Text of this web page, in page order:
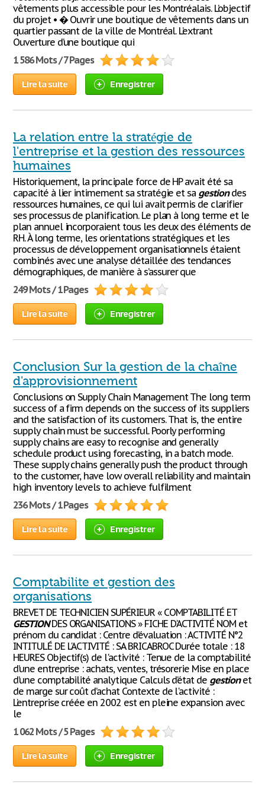
vêtements plus accessible pour les Montréalais. L’objectif
du projet • � Ouvrir une boutique de vêtements dans un
quartier passant de la ville de Montréal. L’extrant
Ouverture d’une boutique qui
1 586 Mots / 7 Pages
Lire la suite Enregistrer
La relation entre la stratégie de
l'entreprise et la gestion des ressources
humaines
Historiquement, la principale force de HP avait été sa
capacité à lier intimement sa stratégie et sa gestiondes
ressources humaines, ce qui lui avait permis de clarifier
ses processus de planification. Le plan à long terme et le
plan annuel incorporaient tous les deux des éléments de
RH. À long terme, les orientations stratégiques et les
processus de développement organisationnels étaient
combinés avec une analyse détaillée des tendances
démographiques, de manière à s’assurer que
249 Mots / 1 Pages
Lire la suite Enregistrer
Conclusion Sur la gestion de la chaîne
d'approvisionnement
Conclusions on Supply Chain Management The long term
success of a firm depends on the success of its suppliers
and the satisfaction of its customers. That is, the entire
supply chain must be successful. Poorly performing
supply chains are easy to recognise and generally
schedule product using forecasting, in a batch mode.
These supply chains generally push the product through
to the customer, have low overall reliability and maintain
high inventory levels to achieve fulfilment
236 Mots / 1 Pages
Lire la suite Enregistrer
Comptabilite et gestion des
organisations
BREVET DE TECHNICIEN SUPÉRIEUR « COMPTABILITÉ ET
GESTIONDES ORGANISATIONS » FICHE D'ACTIVITÉ NOM et
prénom du candidat : Centre d’évaluation : ACTIVITÉ N°2
INTITULÉ DE L'ACTIVITÉ : SA BRICABROC Durée totale : 18
HEURES Objectif(s) de l'activité : Tenue de la comptabilité
d’une entreprise : achats, ventes, trésorerie Mise en place
d’une comptabilité analytique Calculs d’état de gestionet
de marge sur coût d’achat Contexte de l'activité :
L’entreprise créée en 2002 est en pleine expansion avec
le
1 062 Mots / 5 Pages
Lire la suite Enregistrer